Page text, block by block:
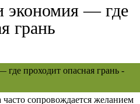
экономия — где
грань
сопровождается желанием